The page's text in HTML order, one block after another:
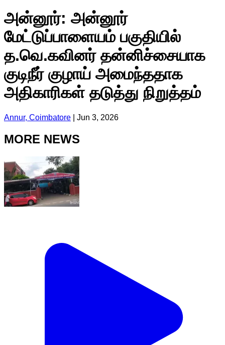
அன்னூர்: அன்னூர்
மேட்டுப்பாளையம் பகுதியில்
த.வெ.கவினர் தன்னிச்சையாக
குடிநீர் குழாய் அமைந்ததாக
அதிகாரிகள் தடுத்து நிறுத்தம்
Annur, Coimbatore Jun 3, 2026
MORE NEWS